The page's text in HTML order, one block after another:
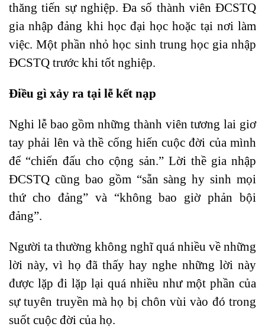
thăng tiến sự nghiệp. Đa số thành viên ĐCSTQ
gia nhập đảng khi học đại học hoặc tại nơi làm
việc. Một phần nhỏ học sinh trung học gia nhập
ĐCSTQ trước khi tốt nghiệp.
Điều gì xảy ra tại lễ kết nạp
Nghi lễ bao gồm những thành viên tương lai giơ
tay phải lên và thề cống hiến cuộc đời của mình
để “chiến đấu cho cộng sản.” Lời thề gia nhập
ĐCSTQ cũng bao gồm “sẵn sàng hy sinh mọi
thứ cho đảng” và “không bao giờ phản bội
đảng”.
Người ta thường không nghĩ quá nhiều về những
lời này, vì họ đã thấy hay nghe những lời này
được lặp đi lặp lại quá nhiều như một phần của
sự tuyên truyền mà họ bị chôn vùi vào đó trong
suốt cuộc đời của họ.